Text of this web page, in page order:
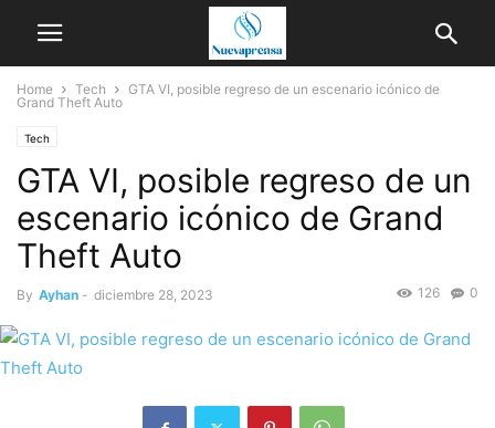
Home Tech
GTA VI, posible regreso de un escenario icónico de
Grand Theft Auto
Tech
GTA VI, posible regreso de un
escenario icónico de Grand
Theft Auto
By Ayhan - diciembre 28, 2023 0
126